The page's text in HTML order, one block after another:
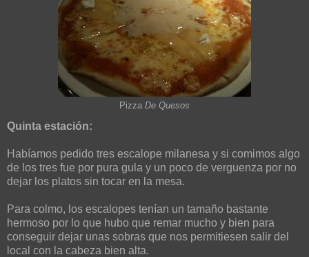
Pizza De Quesos
Quinta estación:
Habíamos pedido tres escalope milanesa y si comimos algo
de los tres fue por pura gula y un poco de verguenza por no
dejar los platos sin tocar en la mesa.
Para colmo, los escalopes tenían un tamaño bastante
hermoso por lo que hubo que remar mucho y bien para
conseguir dejar unas sobras que nos permitiesen salir del
local con la cabeza bien alta.